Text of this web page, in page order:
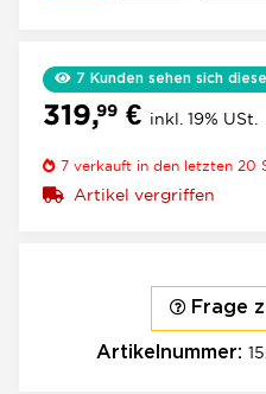
7 Kunden sehen sich
319,99 € inkl. 19% USt.
7 verkauft in den letzten 20
Artikel vergriffen
Frage
Artikelnummer: